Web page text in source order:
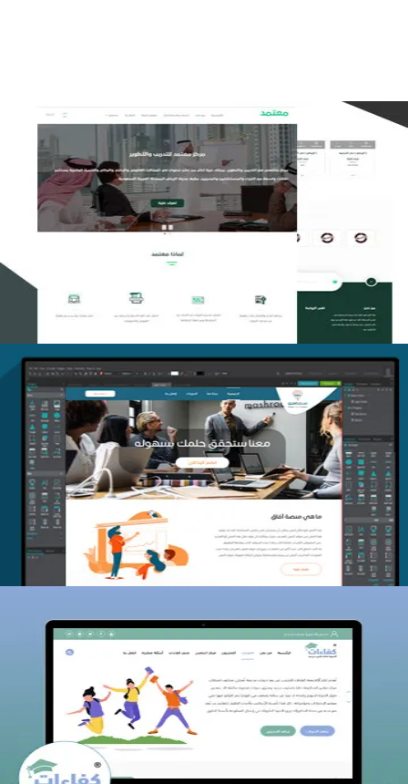
تصميم منصة معتمد للتدريب
التفاصيل
منصة أفق للتدريب
التفاصيل
كفاءات للتدريب
التفاصيل